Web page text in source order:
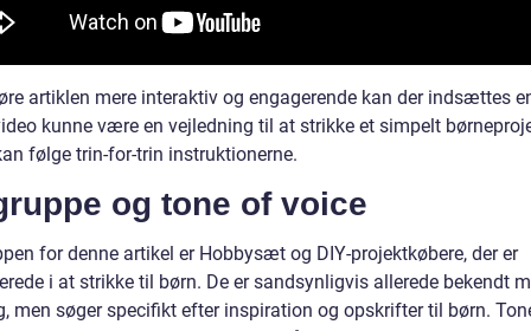
artiklen mere interaktiv og engagerende kan der indsættes
kunne være en vejledning til at strikke et simpelt
følge trin-for-trin instruktionerne.
og tone of voice
for denne artikel er Hobbysæt og DIY-projektkøbere, der er
i at strikke til børn. De er sandsynligvis allerede bekendt
men søger specifikt efter inspiration og opskrifter til børn.